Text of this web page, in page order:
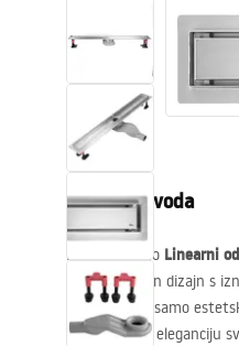
Tuševi
Kuhinja
Opis proizvoda
Predstavljamo Linearni
spaja moderan dizajn s
osigurava ne samo
površina daje eleganciju